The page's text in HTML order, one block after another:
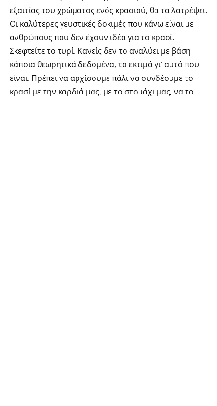
εξαιτίας του χρώματος ενός κρασιού, θα τα λατρέψει.
Οι καλύτερες γευστικές δοκιμές που κάνω είναι με
ανθρώπους που δεν έχουν ιδέα για το κρασί.
Σκεφτείτε το τυρί. Κανείς δεν το αναλύει με βάση
κάποια θεωρητικά δεδομένα, το εκτιμά γι’ αυτό που
είναι. Πρέπει να αρχίσουμε πάλι να συνδέουμε το
κρασί με την καρδιά μας, με το στομάχι μας, να το